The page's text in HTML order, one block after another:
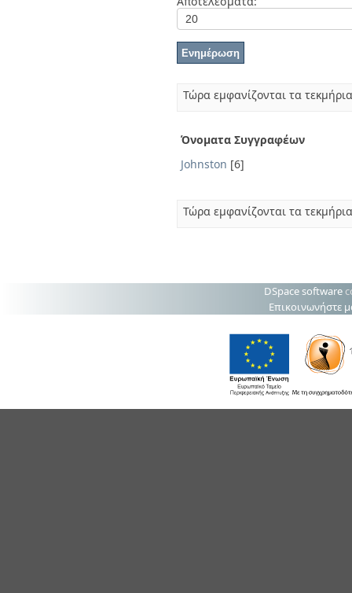
Τώρα εμφανίζονται τα
Όνοματα Συγγραφέων
Johnston [6]
Τώρα εμφανίζονται τα
DSpace software
Επικοινωνήστε